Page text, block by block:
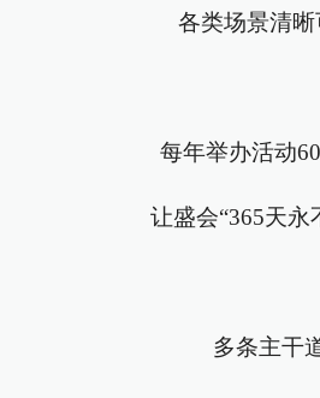
各类场景清
每年举办活动
让盛会“365天永
多条主干